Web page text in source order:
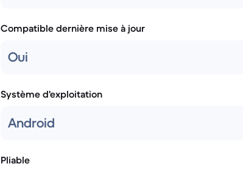
Compatible dernière mise à jour
Oui
Système d'exploitation
Android
Pliable